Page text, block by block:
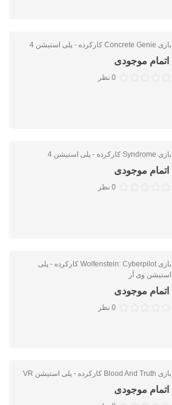
بازی Concrete Genie کارکرده - پلی استیشن 4
اتمام موجودی
0 نظر
بازی Syndrome کارکرده - پلی استیشن 4
اتمام موجودی
0 نظر
بازی Wolfenstein: Cyberpilot کارکرده - پلی
استیشن وی آر
اتمام موجودی
0 نظر
بازی Blood And Truth کارکرده - پلی استیشن VR
اتمام موجودی